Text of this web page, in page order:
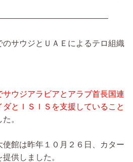
のサウジとＵＡＥによるテロ組織
ウジアラビアとアラブ首長国連
とＩＳＩＳを支援していること
。
館は昨年１０月２６日、カター
供しました。